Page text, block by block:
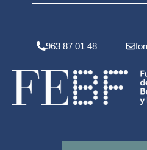
963 87 01 48